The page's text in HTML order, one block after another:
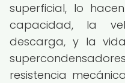
superficial, lo
capacidad, la
descarga, y la
resistencia